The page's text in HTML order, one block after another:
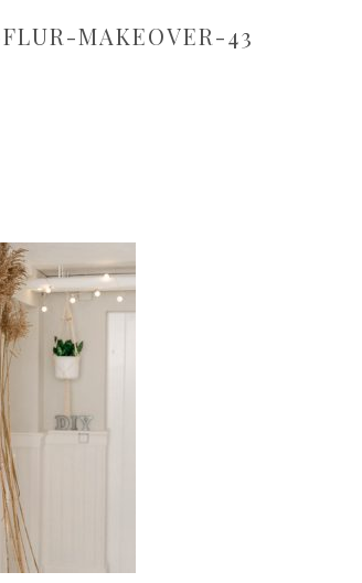
MAKEOVER-43